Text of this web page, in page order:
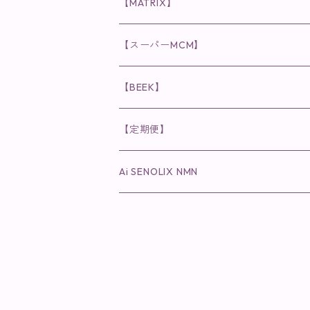
保湿ジェル・クリーム
ラディール
メイク小物
洗顔
食品
粒タイプ
◉cocochia
ヘナカラー
ヘアファンデーション
◉美顔器
◉スペシャルケア
◉肌悩み
リップ
化粧水
◉V.O.Sシリーズ
クレンジング・洗顔
化粧水
◉メンズシリーズ
クレンジング・洗顔
◉MESシリーズ
眉毛用美容液
唇用美容液
ヘアアディクト
美容液
【MATRIX】
スキンケアシリーズ
美容液
洗顔
【スーパーMCM】
インナーケア
【BEEK】
インナーケア
【定期便】
Ai SENOLIX NMN